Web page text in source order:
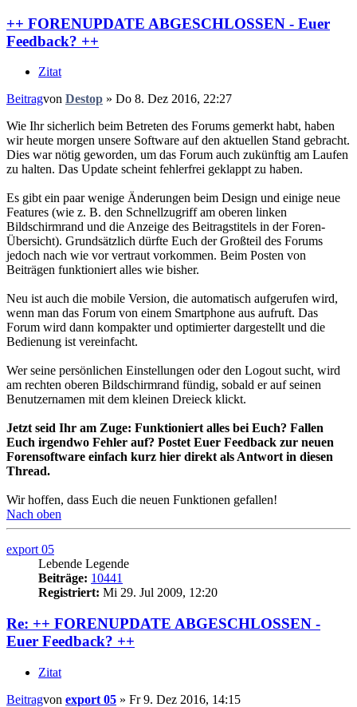
++ FORENUPDATE ABGESCHLOSSEN - Euer
Feedback? ++
Zitat
Beitragvon Destop » Do 8. Dez 2016, 22:27
Wie Ihr sicherlich beim Betreten des Forums gemerkt habt, haben
wir heute morgen unsere Software auf den aktuellen Stand gebracht.
Dies war nötig geworden, um das Forum auch zukünftig am Laufen
zu halten. Das Update scheint fehlerfrei geklappt zu haben.
Es gibt ein paar wenige Änderungen beim Design und einige neue
Features (wie z. B. den Schnellzugriff am oberen linken
Bildschirmrand und die Anzeige des Beitragstitels in der Foren-
Übersicht). Grundsätzlich dürfte Euch der Großteil des Forums
jedoch nach wie vor vertraut vorkommen. Beim Posten von
Beiträgen funktioniert alles wie bisher.
Neu ist auch die mobile Version, die automatisch aufgerufen wird,
wenn man das Forum von einem Smartphone aus aufruft. Das
Forum wird dann kompakter und optimierter dargestellt und die
Bedienung ist vereinfacht.
Wer seine persönlichen Einstellungen oder den Logout sucht, wird
am rechten oberen Bildschirmrand fündig, sobald er auf seinen
Benutzernamen mit dem kleinen Dreieck klickt.
Jetzt seid Ihr am Zuge: Funktioniert alles bei Euch? Fallen
Euch irgendwo Fehler auf? Postet Euer Feedback zur neuen
Forensoftware einfach kurz hier direkt als Antwort in diesen
Thread.
Wir hoffen, dass Euch die neuen Funktionen gefallen!
Nach oben
export 05
Lebende Legende
Beiträge: 10441
Registriert: Mi 29. Jul 2009, 12:20
Re: ++ FORENUPDATE ABGESCHLOSSEN -
Euer Feedback? ++
Zitat
Beitragvon export 05 » Fr 9. Dez 2016, 14:15